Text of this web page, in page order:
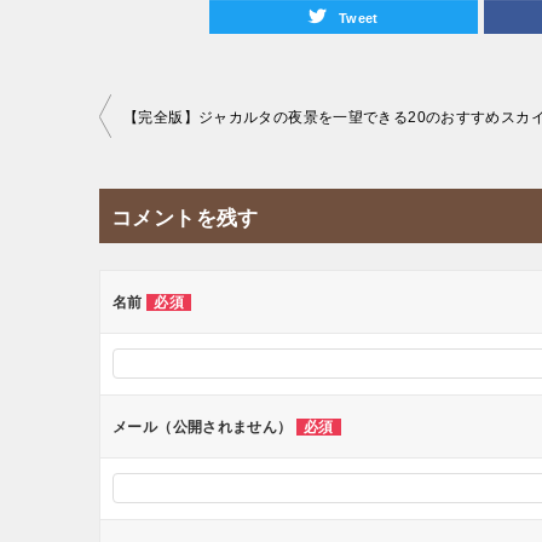
Tweet
投
ナ
ビ
ー
コメントを残す
名前 必須
メール（公開されません） 必須